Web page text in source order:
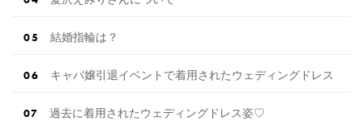
結婚指輪は？
キャバ嬢引退イベントで着用されたウェディングドレス
過去に着用されたウェディングドレス姿♡